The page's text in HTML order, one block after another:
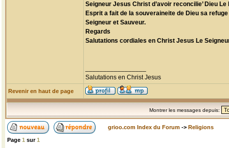
Seigneur Jesus Christ d’avoir reconcilie’ Dieu
Esprit a fait de la souveraineite de Dieu sa
Seigneur et Sauveur.
Regards
Salutations cordiales en Christ Jesus Le
Salutations en Christ Jesus
Revenir en haut de page
Montrer les messages depuis:
grioo.com Index du Forum -> Religions
Page 1 sur1